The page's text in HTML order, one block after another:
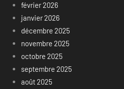
février 2026
janvier 2026
décembre 2025
novembre 2025
octobre 2025
septembre 2025
août 2025